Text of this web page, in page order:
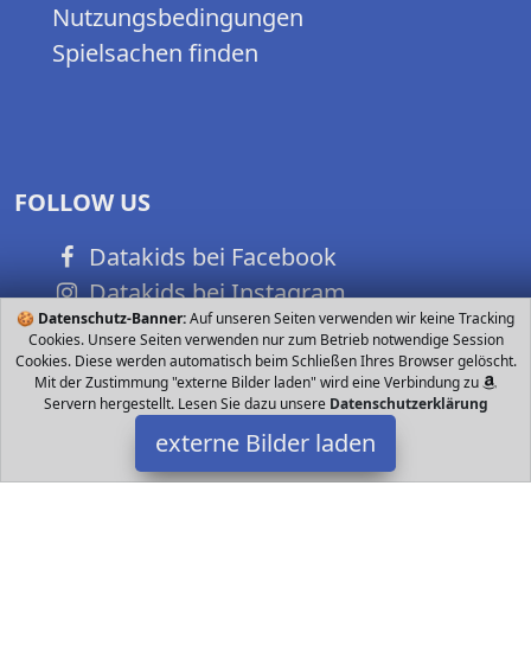
🍪 Datenschutz-Banner:Auf unseren Seiten verwenden wir keine Tracking
Cookies. Unsere Seiten verwenden nur zum Betrieb notwendige Session
Cookies. Diese werden automatisch beim Schließen Ihres Browser gelöscht.
Mit der Zustimmung "externe Bilder laden" wird eine Verbindung zu
Servern hergestellt. Lesen Sie dazu unsere Datenschutzerklärung
externe Bilder laden
Nutzungsbedingungen
Spielsachen finden
FOLLOW US
Datakids bei Facebook
Datakids bei Instagram
Datakids bei Github